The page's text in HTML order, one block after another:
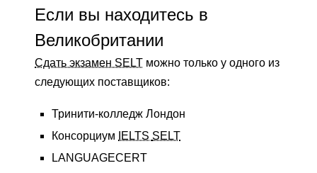
Если вы находитесь в
Великобритании
Сдать экзамен SELT можно только у одного из
следующих поставщиков:
Тринити-колледж Лондон
Консорциум
IELTS SELT
LANGUAGECERT